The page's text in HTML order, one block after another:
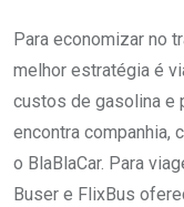
Para economizar no
melhor estratégia é
custos de gasolina e
encontra companhia,
o BlaBlaCar. Para
Buser e FlixBus